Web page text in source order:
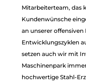
Mitarbeiterteam, das
Kundenwünsche
an unserer
Entwicklungszyklen
setzen auch wir mit
Maschinenpark
hochwertige Stahl-